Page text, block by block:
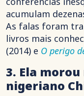
acumulam
As falas foram
livros mais
(2014) e O perigo
3. Ela
nigeriano